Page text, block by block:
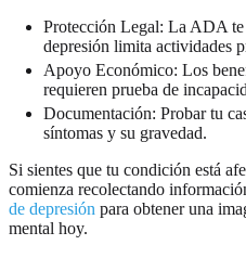
Protección Legal: La ADA
depresión limita actividades
Apoyo Económico: Los
requieren prueba de
Documentación: Probar tu
síntomas y su gravedad.
Si sientes que tu condición está
comienza recolectando
de depresión para obtener una
mental hoy.